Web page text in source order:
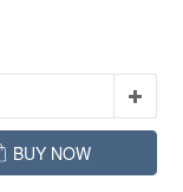
BUY NOW